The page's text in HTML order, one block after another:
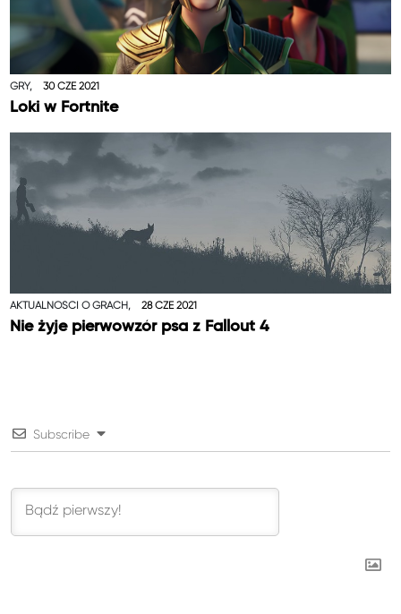
GRY, 30 CZE 2021
Loki w Fortnite
AKTUALNOŚCI O GRACH, 28 CZE 2021
Nie żyje pierwowzór psa z Fallout 4
Subscribe